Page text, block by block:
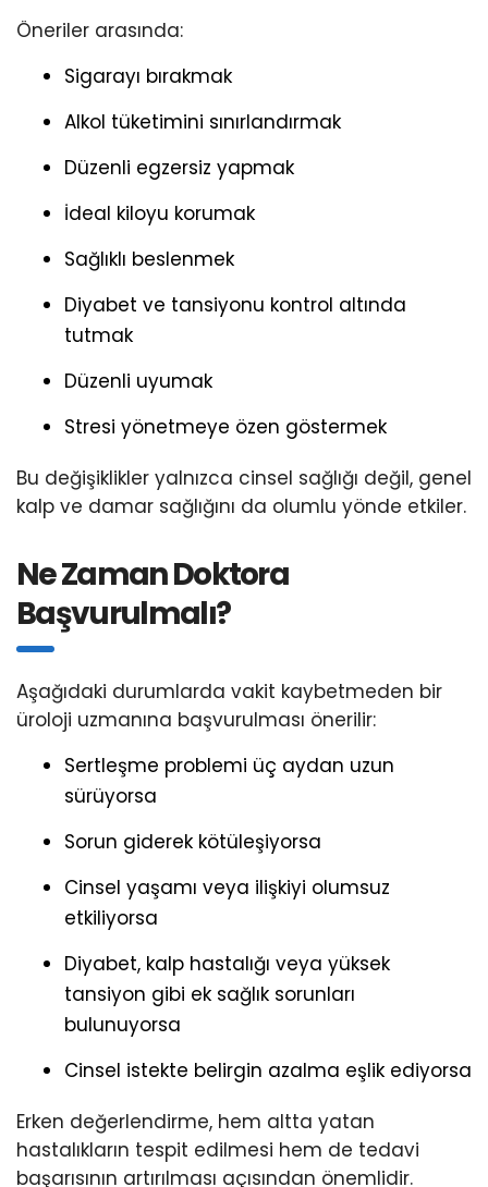
Öneriler arasında:
Sigarayı bırakmak
Alkol tüketimini sınırlandırmak
Düzenli egzersiz yapmak
İdeal kiloyu korumak
Sağlıklı beslenmek
Diyabet ve tansiyonu kontrol altında
tutmak
Düzenli uyumak
Stresi yönetmeye özen göstermek
Bu değişiklikler yalnızca cinsel sağlığı değil, genel
kalp ve damar sağlığını da olumlu yönde etkiler.
Ne Zaman Doktora
Başvurulmalı?
Aşağıdaki durumlarda vakit kaybetmeden bir
üroloji uzmanına başvurulması önerilir:
Sertleşme problemi üç aydan uzun
sürüyorsa
Sorun giderek kötüleşiyorsa
Cinsel yaşamı veya ilişkiyi olumsuz
etkiliyorsa
Diyabet, kalp hastalığı veya yüksek
tansiyon gibi ek sağlık sorunları
bulunuyorsa
Cinsel istekte belirgin azalma eşlik ediyorsa
Erken değerlendirme, hem altta yatan
hastalıkların tespit edilmesi hem de tedavi
başarısının artırılması açısından önemlidir.